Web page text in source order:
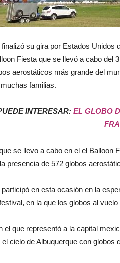
su gira por Estados Unidos
Fiesta que se llevó a cabo del
aerostáticos más grande del
familias.
INTERESAR: EL GLOBO
se llevo a cabo en el el Balloon
presencia de 572 globos
en esta ocasión en la
en la que los globos al
el que representó a la capital
cielo de Albuquerque con globos